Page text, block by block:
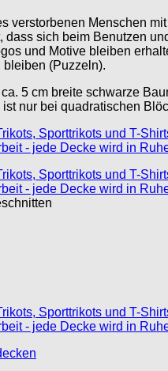
verstorbenen Menschen
dass sich beim Benutzen
und Motive bleiben
(Puzzeln).
5 cm breite schwarze
nur bei quadratischen